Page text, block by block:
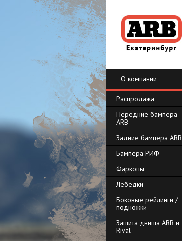
О компании
Распродажа
Передние бампера
ARB
Задние бампера ARB
Бампера РИФ
Фаркопы
Лебедки
Боковые рейлинги /
подножки
Защита днища ARB и
Rival